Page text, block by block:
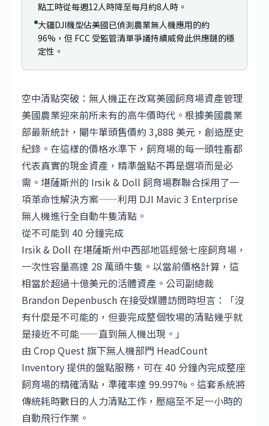
點工時從每週12人時降至每月約8人時。
大疆DJI機型佔美國已偵測農業無人機應用的約
96%，但 FCC 受監管清單爭議持續威脅此供應鏈的穩
定性。
空中清點突破：無人機正在改寫美國飼育場資產管理
美國農業迎來前所未有的高牛價時代。根據美國農業
部最新統計，閹牛單頭售價約 3,888 美元，創造歷史
紀錄。在這樣的價格水準下，飼育場的每一頭牲畜都
代表真實的現金資產，精準盤點不再是選項而是必
需。堪薩斯州的 Irsik & Doll 飼育場群聯合採用了一
項革命性解決方案——利用 DJI Mavic 3 Enterprise
無人機進行全自動牛隻清點。
從不可能到 40 分鐘完成
Irsik & Doll 在堪薩斯州中西部地區經營七座飼育場，
一次性容量高達 28 萬頭牛隻。以當前價格計算，這
相當於超過十億美元的活體資產。公司副總裁
Brandon Depenbusch 在接受媒體訪問時坦言：「沒
有什麼是不可能的，但要完成整個牧場的清點幾乎就
是接近不可能——直到無人機出現。」
由 Crop Quest 旗下無人機部門 HeadCount
Inventory 提供的盤點服務，可在 40 分鐘內完成整座
飼育場的精確清點，準確率達 99.997%。這套系統將
傳統耗時數日的人力清點工作，壓縮至不足一小時的
自動飛行作業。